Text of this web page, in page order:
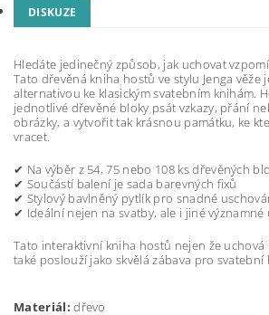
DISKUZE
Hledáte jedinečný způsob, jak uchovat
Tato dřevěná kniha hostů ve stylu Jenga věže
alternativou ke klasickým svatebním knihám.
jednotlivé dřevěné bloky psát vzkazy, přání
obrázky, a vytvořit tak krásnou památku, ke
vracet.
✔ Na výběr z 54, 75 nebo 108 ks dřevěných
✔ Součástí balení je sada barevných fixů
✔ Stylový bavlněný pytlík pro snadné
✔ Ideální nejen na svatby, ale i jiné významné
Tato interaktivní kniha hostů nejen že uchová
také poslouží jako skvělá zábava pro svatební
Materiál: dřevo